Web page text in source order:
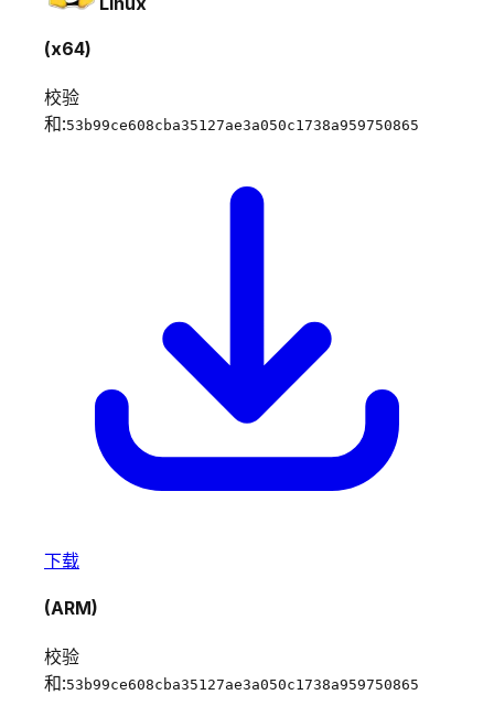
(x64)
校验
和:53b99ce608cba35127ae3a050c1738a959750865
下载
(ARM)
校验
和:53b99ce608cba35127ae3a050c1738a959750865